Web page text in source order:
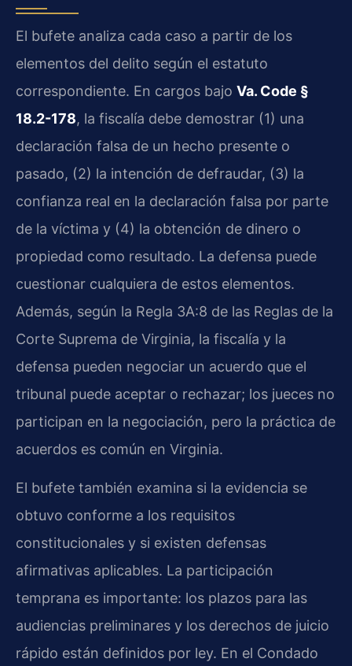
El bufete analiza cada caso a partir de los
elementos del delito según el estatuto
correspondiente. En cargos bajo Va. Code §
18.2-178, la fiscalía debe demostrar (1) una
declaración falsa de un hecho presente o
pasado, (2) la intención de defraudar, (3) la
confianza real en la declaración falsa por parte
de la víctima y (4) la obtención de dinero o
propiedad como resultado. La defensa puede
cuestionar cualquiera de estos elementos.
Además, según la Regla 3A:8 de las Reglas de la
Corte Suprema de Virginia, la fiscalía y la
defensa pueden negociar un acuerdo que el
tribunal puede aceptar o rechazar; los jueces no
participan en la negociación, pero la práctica de
acuerdos es común en Virginia.
El bufete también examina si la evidencia se
obtuvo conforme a los requisitos
constitucionales y si existen defensas
afirmativas aplicables. La participación
temprana es importante: los plazos para las
audiencias preliminares y los derechos de juicio
rápido están definidos por ley. En el Condado